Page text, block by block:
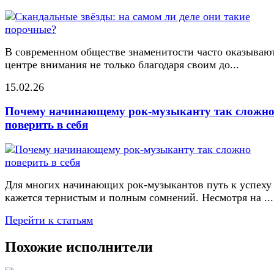
В современном обществе знаменитости часто
центре внимания не только благодаря своим до...
15.02.26
Почему начинающему рок-музыканту так сложно
поверить в себя
Для многих начинающих рок-музыкантов путь к успеху
кажется тернистым и полным сомнений. Несмотря на ...
Перейти к статьям
Похожие исполнители